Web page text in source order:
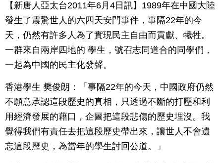
【新唐人亞太台2011年6月4日訊】1989年在中國大陸
發生了震驚世人的六四天安門事件，事隔22年的今
天，仍然有許多人為了實現民主自由而貢獻、犧牲。
一群來自兩岸四地的 學生，號召志同道合的同學們，
一起為中國的民主化發聲。
香港學生 樊俊朗：「事隔22年的今天，中國政府仍然
不願意承認這段歷史的真相，只透過不斷的打壓和利
用經濟發展的藉口，企圖把這段悲傷的歷史埋沒。我
覺得我們有責任去把這段歷史帶出來，讓世人不會遺
忘這段歷史，為當年的學生討回公道。」